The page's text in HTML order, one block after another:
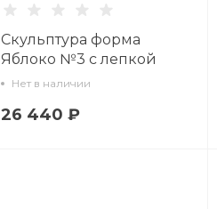
Скульптура форма
Яблоко №3 с лепкой
рисунок Желтое с
62.03398.00.5
Нет в наличии
26 440 ₽